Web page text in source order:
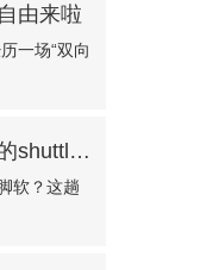
由来啦
一场“双向
省钱贴! 新西兰机场的shuttle bus!—门对门只需30纽币
软？这趟